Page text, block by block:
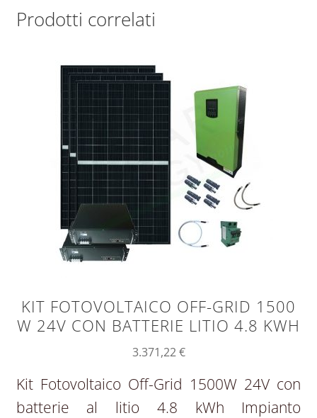
Prodotti correlati
KIT FOTOVOLTAICO OFF-GRID 1500
W 24V CON BATTERIE LITIO 4.8 KWH
3.371,22€
Kit Fotovoltaico Off-Grid 1500W 24V con
batterie al litio 4.8 kWh Impianto